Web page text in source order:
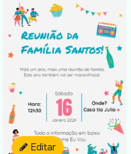
Editar